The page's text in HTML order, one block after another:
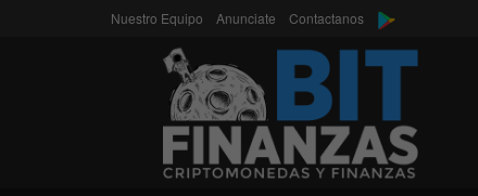
Nuestro Equipo Anunciate Contactanos